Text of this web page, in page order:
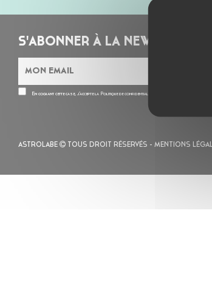
S'ABONNER À LA NEWSLETTER
En cochant cette case, j’accepte la Politique de confidentialité
ASTROLABE TOUS DROIT RÉSERVÉS - MENTIONS